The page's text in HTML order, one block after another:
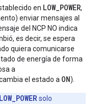
en LOW_POWER,
enviar mensajes al
del NCP NO indica
es decir, se espera
quiera comunicarse
de energía de forma
a
el estado a ON).
LOW_POWERsolo